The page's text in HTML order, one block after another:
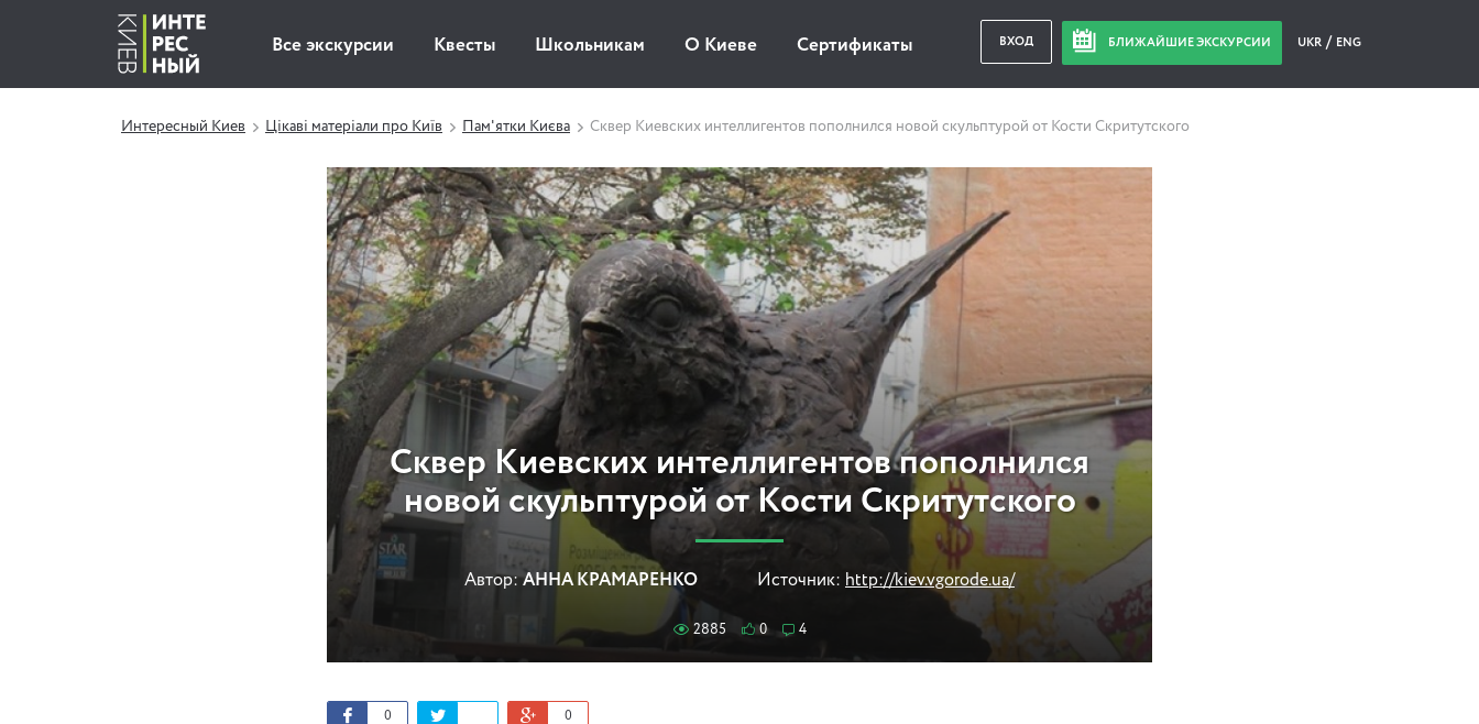
Все экскурсии Квесты Школьникам О Киеве Сертификаты ВХОД БЛИЖАЙШИЕ ЭКСКУРСИИ UKR ENG
Интересный Киев Цікаві матеріали про Київ Пам'ятки Києва Сквер Киевских интеллигентов пополнился новой скульптурой от Кости Скритутского
Сквер Киевских интеллигентов пополнился
новой скульптурой от Кости Скритутского
Автор: АННА КРАМАРЕНКО Источник: http://kiev.vgorode.ua/
2885 0 4
0 0